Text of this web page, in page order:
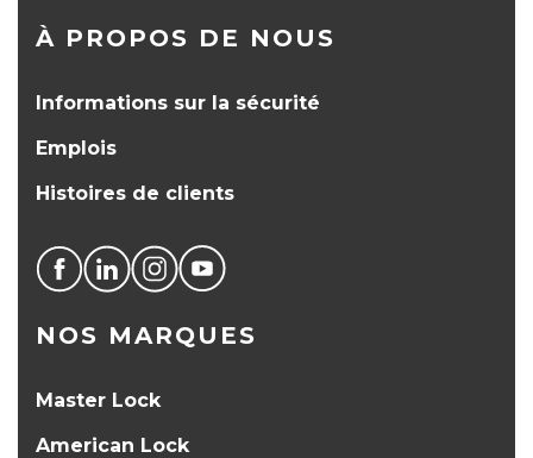
À PROPOS DE NOUS
Informations sur la sécurité
Emplois
Histoires de clients
NOS MARQUES
Master Lock
American Lock